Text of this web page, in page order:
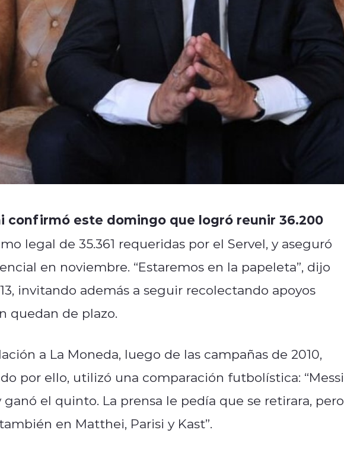
confirmó este domingo que logró reunir 36.200
legal de 35.361 requeridas por el Servel, y aseguró
en noviembre. “Estaremos en la papeleta”, dijo
invitando además a seguir recolectando apoyos
quedan de plazo.
a La Moneda, luego de las campañas de 2010,
por ello, utilizó una comparación futbolística: “Messi
el quinto. La prensa le pedía que se retirara, pero
en Matthei, Parisi y Kast”.